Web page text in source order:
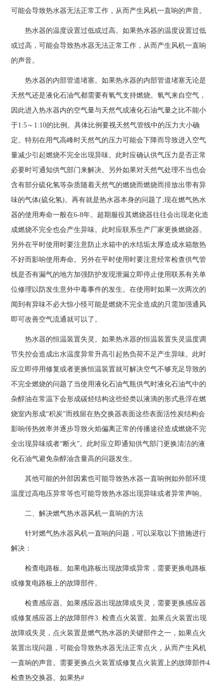
可能会导致热水器无法正常工作，从而产生风机一直响的声音。
热水器的温度设置过低或过高。如果热水器的温度设置过低
或过高，可能会导致热水器无法正常工作，从而产生风机一直响
的声音。
热水器的内部管道堵塞。如果热水器的内部管道堵塞无论是
天然气还是液化石油气都需要有氧气支持燃烧。氧气来自空气，
因此进入热水器内的空气量与天然气或液化石油气量之比不能小
于1:5～1:10的比例。具体比例要视天然气管线中的压力大小确
定。特别在用气高峰时天然气的压力可能会下降而导致进入空气
量减少引起燃烧不完全出现异味。此时应确认供气压力是否正常
必要时可通知供气部门来解决。另外如果对天然气处理不当也会
含有部分硫化氢等杂质随着天然气的燃烧而燃烧而排放出带有异
味的气体(硫化氢)。再有就是热水器本身的问题了;现在燃气热水
器的使用寿命一般在6-8年。超期服役其燃烧器往往会出现老化造
成燃烧不完全也会产生异味。此时应联系生产厂家更换燃烧器。
另外在平时使用时要注意防止水箱中的水结垢太厚造成水箱散热
不好而影响使用寿命。另外在平时使用时要注意经常检查供气管
线是否有漏气的地方加强防护发现泄漏立即停止使用联系有关单
位修理以防发生意外中毒事件的发生。在使用时如果一次两次的
闻到有异味不必大惊小怪可能是燃烧不完全造成的只需加强通风
即可改善空气流通就可以了。
热水器的恒温装置失灵。如果热水器的恒温装置失灵温度调
节失控会造成出水温度异常升高引起热负荷不足产生异味。此时
应立即停用修复或者更换恒温装置就可解决空气不够充足导致的
不完全燃烧的问题了当使用液化石油气瓶供气时液化石油气中的
杂醇油在常温下会形成碳烃结构这些烃类以液滴的形式悬浮在燃
烧室内形成“积炭”而残留在热交换器表面这些表面活性炭结构会
影响传热效率并逐步导致火焰偏离正常的传播途径造成燃烧不完
全出现异味或者“断火”。此时应立即通知供气部门更换清洁的液
化石油气避免杂醇油含量高的问题发生。
其他可能的外部因素也可能导致热水器一直响例如外部环境
温度过高电压异常等也可能导致热水器出现异味或者异常声响。
二、解决燃气热水器风机一直响的方法
针对燃气热水器风机一直响的问题，可以采取以下措施进行
解决：
检查电路板。如果电路板出现故障或异常，需要更换电路板
或修复电路板上的故障部件。
检查感应器。如果感应器出现故障或失灵，需要更换感应器
或修复感应器上的故障部件3. 检查点火装置。如果点火装置出现
故障或失灵，点火装置是燃气热水器的关键部件之一，如果点火
装置出现问题，可能会导致热水器无法正常点火，从而产生风机
一直响的声音。需要更换点火装置或修复点火装置上的故障部件4.
检查热交换器。如果热#